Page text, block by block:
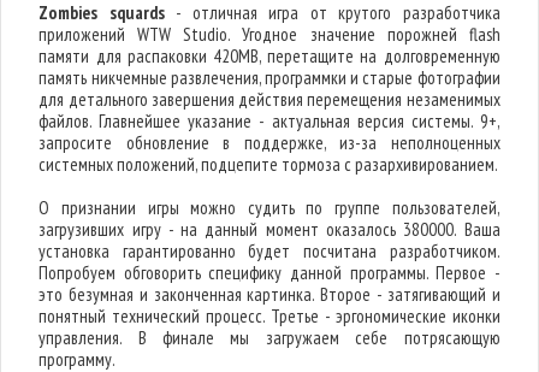
Zombies squards- отличная игра от крутого разработчика
приложений WTW Studio. Угодное значение порожней flash
памяти для распаковки 420MB, перетащите на долговременную
память никчемные развлечения, программки и старые фотографии
для детального завершения действия перемещения незаменимых
файлов. Главнейшее указание - актуальная версия системы. 9+,
запросите обновление в поддержке, из-за неполноценных
системных положений, подцепите тормоза с разархивированием.
О признании игры можно судить по группе пользователей,
загрузивших игру - на данный момент оказалось 380000. Ваша
установка гарантированно будет посчитана разработчиком.
Попробуем обговорить специфику данной программы. Первое -
это безумная и законченная картинка. Второе - затягивающий и
понятный технический процесс. Третье - эргономические иконки
управления. В финале мы загружаем себе потрясающую
программу.